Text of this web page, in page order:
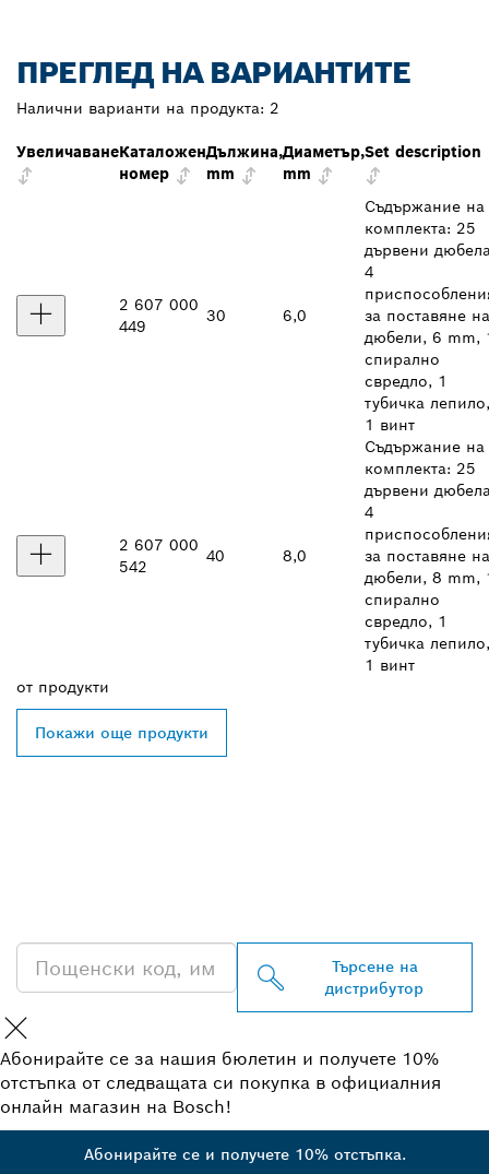
ПРЕГЛЕД НА ВАРИАНТИТЕ
Налични варианти на продукта: 2
УвеличаванеКаталожен
номер
Дължина,
mm
Диаметър,
mm
Set description
2 607 000
449
30 6,0
Съдържание на
комплекта: 25
дървени
4
за поставяне на
дюбели, 6 mm,
спирално
свредло, 1
тубичка лепило,
1 винт
2 607 000
542
40 8,0
Съдържание на
комплекта: 25
дървени
4
за поставяне на
дюбели, 8 mm,
спирално
свредло, 1
тубичка лепило,
1 винт
от продукти
Покажи още продукти
Търсене на
дистрибутор
Абонирайте се за нашия бюлетин и получете 10%
отстъпка от следващата си покупка в официалния
онлайн магазин на Bosch!
Абонирайте се и получете 10% отстъпка.